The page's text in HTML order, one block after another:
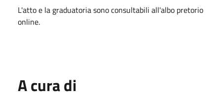
L'atto e la graduatoria sono consultabili all'albo pretorio
online.
A cura di